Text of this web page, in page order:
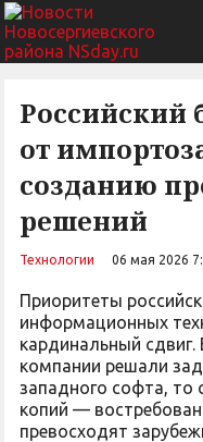
Российский
от
созданию
решений
Технологии 06 мая 2026
Приоритеты
информационных
кардинальный сдвиг.
компании решали
западного софта, то
копий —
превосходят